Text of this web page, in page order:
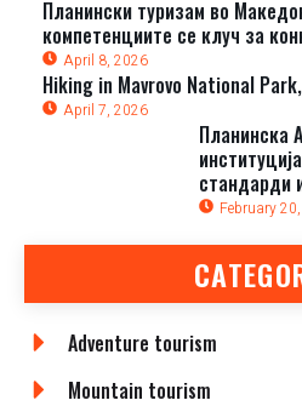
Планински туризам во
компетенциите се клуч за
April 8, 2026
Hiking in Mavrovo National
April 7, 2026
Планинска
стандарди
February
Adventure tourism
Mountain tourism